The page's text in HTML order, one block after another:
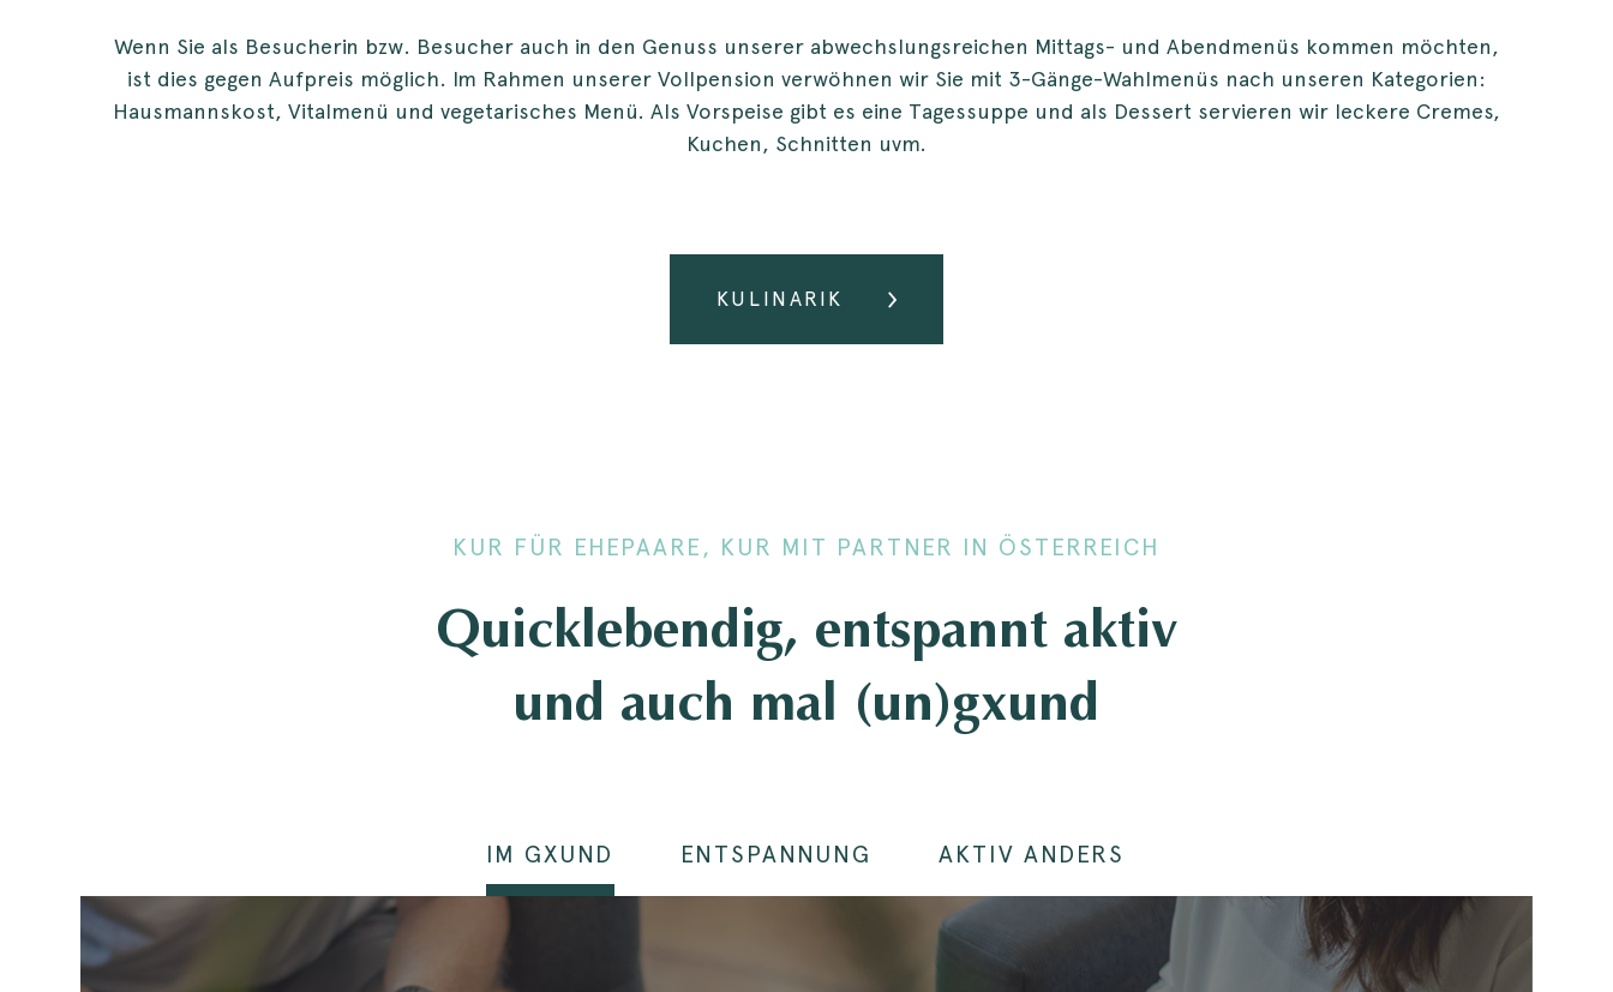
Wenn Sie als Besucherin bzw. Besucher auch in den Genuss unserer abwechslungsreichen Mittags- und Abendmenüs kommen möchten,
ist dies gegen Aufpreis möglich. Im Rahmen unserer Vollpension verwöhnen wir Sie mit 3-Gänge-Wahlmenüs nach unseren Kategorien:
Hausmannskost, Vitalmenü und vegetarisches Menü. Als Vorspeise gibt es eine Tagessuppe und als Dessert servieren wir leckere Cremes,
Kuchen, Schnitten uvm.
KULINARIK
KUR FÜR EHEPAARE, KUR MIT PARTNER IN ÖSTERREICH
Quicklebendig, entspannt aktiv
und auch mal (un)gxund
IM GXUND ENTSPANNUNG AKTIV ANDERS